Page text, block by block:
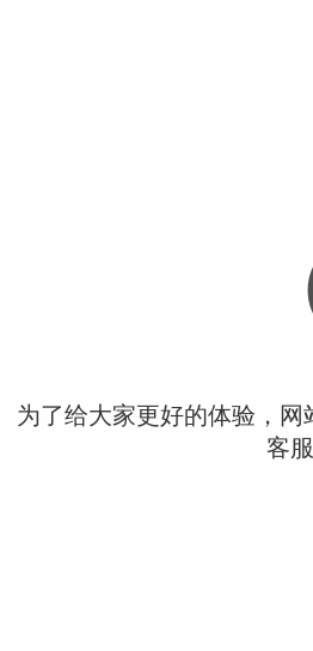
为了给大家更好的体验，
客